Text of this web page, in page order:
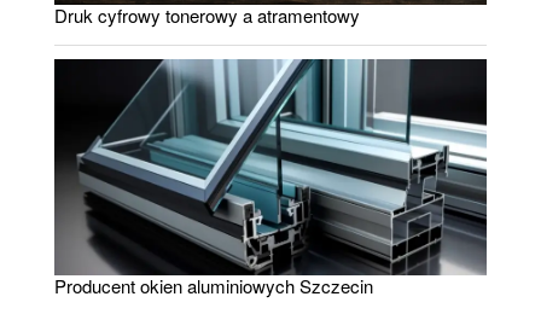
Druk cyfrowy tonerowy a atramentowy
Producent okien aluminiowych Szczecin